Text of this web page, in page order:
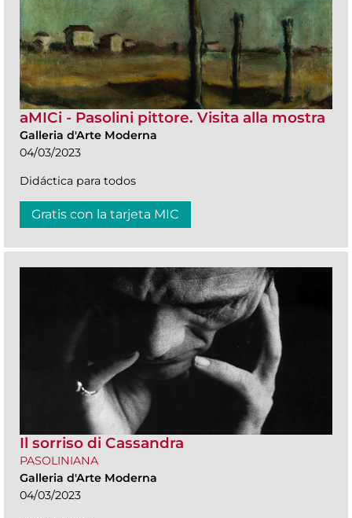
aMICi - Pasolini pittore. Visita alla mostra
Galleria d'Arte Moderna
04/03/2023
Didáctica para todos
Gratis con la tarjeta MIC
Il sorriso di Cassandra
PASOLINIANA
Galleria d'Arte Moderna
04/03/2023